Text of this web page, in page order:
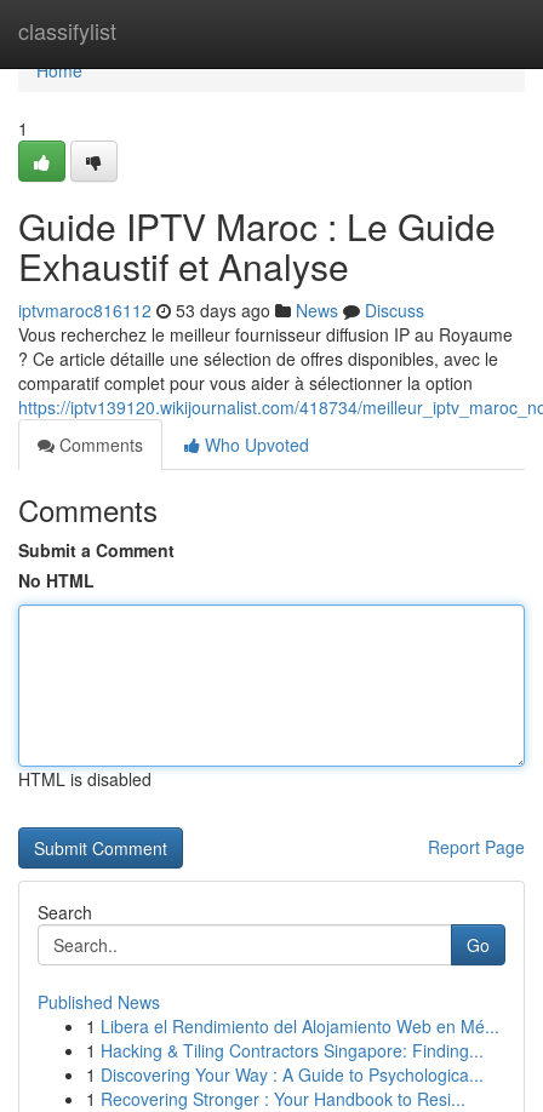
classifylist
Home
Home
1
Guide IPTV Maroc : Le Guide
Exhaustif et Analyse
iptvmaroc816112 53 days ago News
Discuss
Vous recherchez le meilleur fournisseur diffusion IP au Royaume
? Ce article détaille une sélection de offres disponibles, avec le
comparatif complet pour vous aider à sélectionner la option
https://iptv139120.wikijournalist.com/418734/
Comments
Who Upvoted
Comments
Submit a Comment
No HTML
HTML is disabled
Report Page
Search
Go
Published News
1 Libera el Rendimiento del Alojamiento Web en Mé...
1 Hacking & Tiling Contractors Singapore: Finding...
1 Discovering Your Way : A Guide to Psychologica...
1 Recovering Stronger : Your Handbook to Resi...